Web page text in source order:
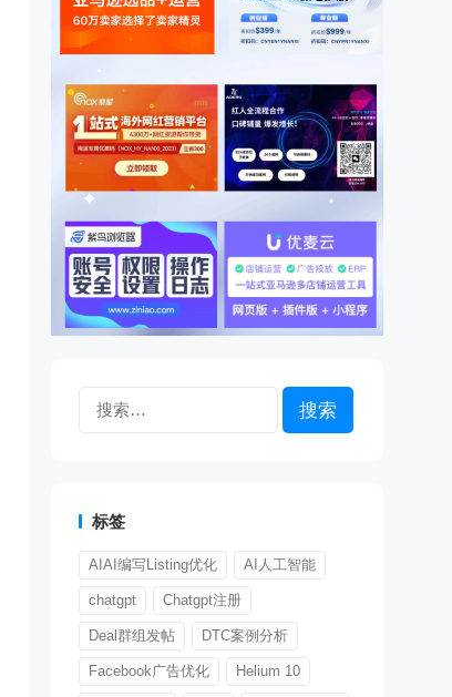
标签
AIAI编写Listing优化 AI人工智能
chatgpt Chatgpt注册
Deal群组发帖 DTC案例分析
Facebook广告优化 Helium 10